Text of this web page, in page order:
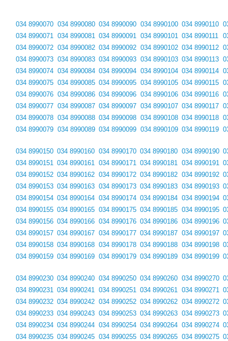
034 8990070
034 8990071
034 8990072
034 8990073
034 8990074
034 8990075
034 8990076
034 8990077
034 8990078
034 8990079
034 8990080
034 8990081
034 8990082
034 8990083
034 8990084
034 8990085
034 8990086
034 8990087
034 8990088
034 8990089
034 8990090
034 8990091
034 8990092
034 8990093
034 8990094
034 8990095
034 8990096
034 8990097
034 8990098
034 8990099
034 8990100
034 8990101
034 8990102
034 8990103
034 8990104
034 8990105
034 8990106
034 8990107
034 8990108
034 8990109
034 8990110
034 8990111
034 8990112
034 8990113
034 8990114
034 8990115
034 8990116
034 8990117
034 8990118
034 8990119
034 8990150
034 8990151
034 8990152
034 8990153
034 8990154
034 8990155
034 8990156
034 8990157
034 8990158
034 8990159
034 8990160
034 8990161
034 8990162
034 8990163
034 8990164
034 8990165
034 8990166
034 8990167
034 8990168
034 8990169
034 8990170
034 8990171
034 8990172
034 8990173
034 8990174
034 8990175
034 8990176
034 8990177
034 8990178
034 8990179
034 8990180
034 8990181
034 8990182
034 8990183
034 8990184
034 8990185
034 8990186
034 8990187
034 8990188
034 8990189
034 8990190
034 8990191
034 8990192
034 8990193
034 8990194
034 8990195
034 8990196
034 8990197
034 8990198
034 8990199
034 8990230
034 8990231
034 8990232
034 8990233
034 8990234
034 8990235
034 8990240
034 8990241
034 8990242
034 8990243
034 8990244
034 8990245
034 8990250
034 8990251
034 8990252
034 8990253
034 8990254
034 8990255
034 8990260
034 8990261
034 8990262
034 8990263
034 8990264
034 8990265
034 8990270
034 8990271
034 8990272
034 8990273
034 8990274
034 8990275